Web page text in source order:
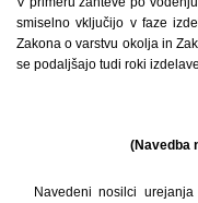
smiselno vključijo v faze
Zakona o varstvu okolja in
se podaljšajo tudi roki
(Navedba
Navedeni nosilci